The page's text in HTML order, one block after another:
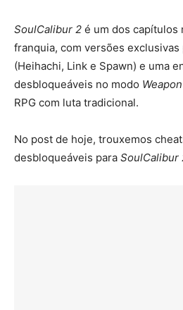
SoulCalibur 2 é um dos capítulos
franquia, com versões exclusivas
(Heihachi, Link e Spawn) e uma
desbloqueáveis no modo
RPG com luta tradicional.
No post de hoje, trouxemos
desbloqueáveis para SoulCalibur